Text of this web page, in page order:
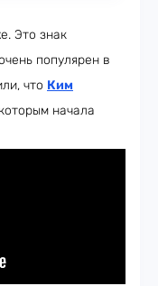
Это знак
популярен в
что Ким
начала